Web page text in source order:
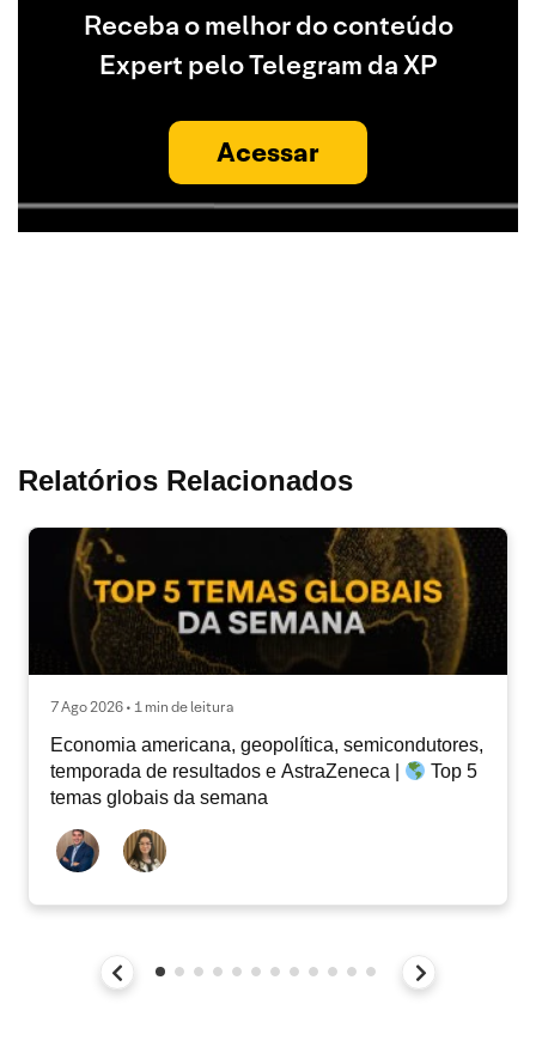
Receba o melhor do conteúdo
Expert pelo Telegram da XP
Acessar
Relatórios Relacionados
7 Ago 2026 • 1 min de leitura
Economia americana, geopolítica, semicondutores,
temporada de resultados e AstraZeneca |
Top 5
temas globais da semana